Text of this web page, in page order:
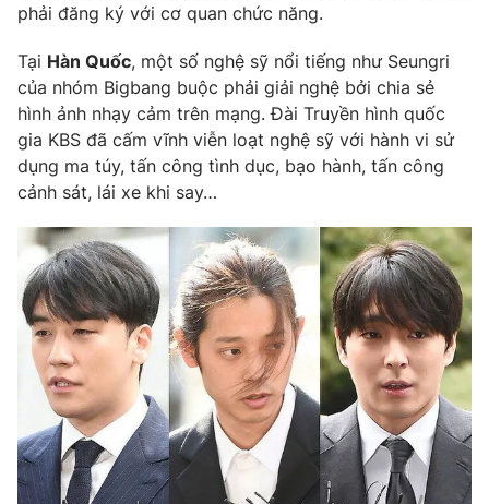
phải đăng ký với cơ quan chức năng.
Tại Hàn Quốc, một số nghệ sỹ nổi tiếng như Seungri
của nhóm Bigbang buộc phải giải nghệ bởi chia sẻ
hình ảnh nhạy cảm trên mạng. Đài Truyền hình quốc
gia KBS đã cấm vĩnh viễn loạt nghệ sỹ với hành vi sử
dụng ma túy, tấn công tình dục, bạo hành, tấn công
cảnh sát, lái xe khi say…